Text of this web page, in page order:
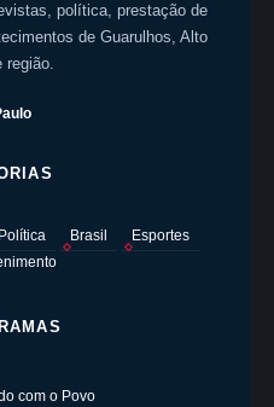
política, prestação de
de Guarulhos, Alto
região.
Política Brasil
Esportes
com o Povo